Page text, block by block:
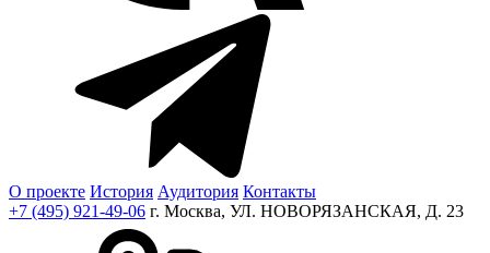
О проекте История Аудитория Контакты
+7 (495) 921-49-06 г. Москва, УЛ. НОВОРЯЗАНСКАЯ, Д. 23